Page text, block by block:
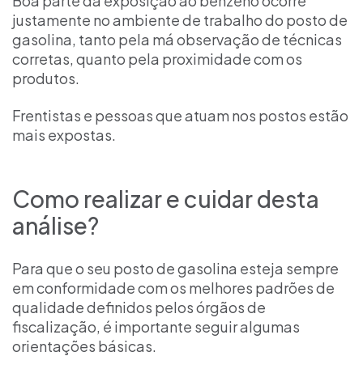
justamente no ambiente de trabalho do posto de
gasolina, tanto pela má observação de técnicas
corretas, quanto pela proximidade com os
produtos.
Frentistas e pessoas que atuam nos postos estão
mais expostas.
Como realizar e cuidar desta
análise?
Para que o seu posto de gasolina esteja sempre
em conformidade com os melhores padrões de
qualidade definidos pelos órgãos de
fiscalização, é importante seguir algumas
orientações básicas.